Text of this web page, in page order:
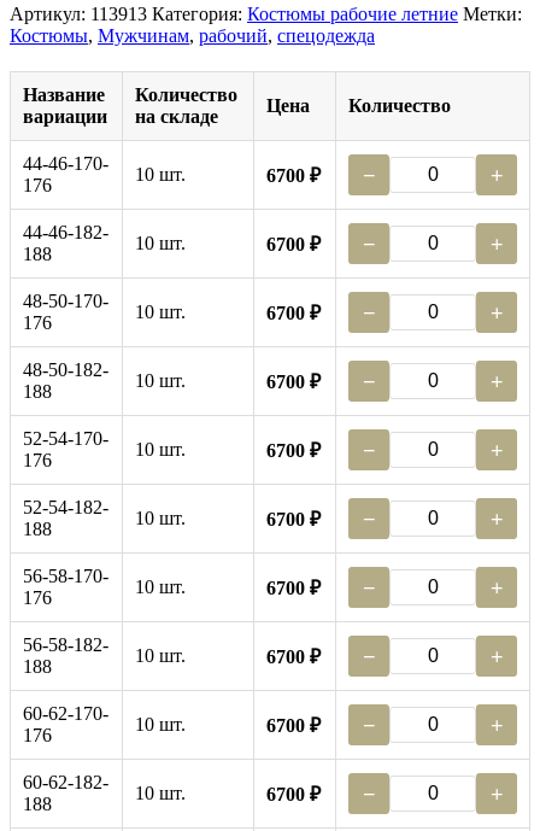
Артикул: 113913 Категория: Костюмы рабочие летние Метки:
Костюмы, Мужчинам, рабочий, спецодежда
Название
вариации
Количество
на складе
Цена Количество
44-46-170-
176
10 шт. 6700 ₽ − +
44-46-182-
188
10 шт. 6700 ₽ − +
48-50-170-
176
10 шт. 6700 ₽ − +
48-50-182-
188
10 шт. 6700 ₽ − +
52-54-170-
176
10 шт. 6700 ₽ − +
52-54-182-
188
10 шт. 6700 ₽ − +
56-58-170-
176
10 шт. 6700 ₽ − +
56-58-182-
188
10 шт. 6700 ₽ − +
60-62-170-
176
10 шт. 6700 ₽ − +
60-62-182-
188
10 шт. 6700 ₽ − +